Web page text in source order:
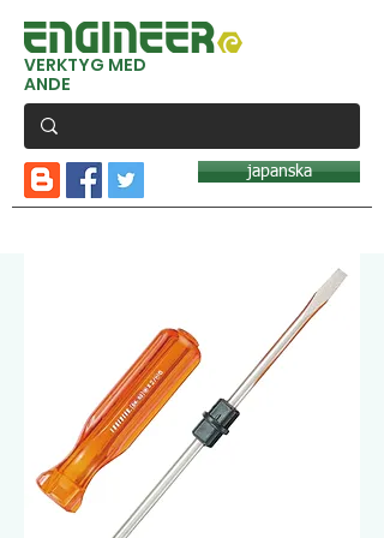
VERKTYG MED
ANDE
japanska